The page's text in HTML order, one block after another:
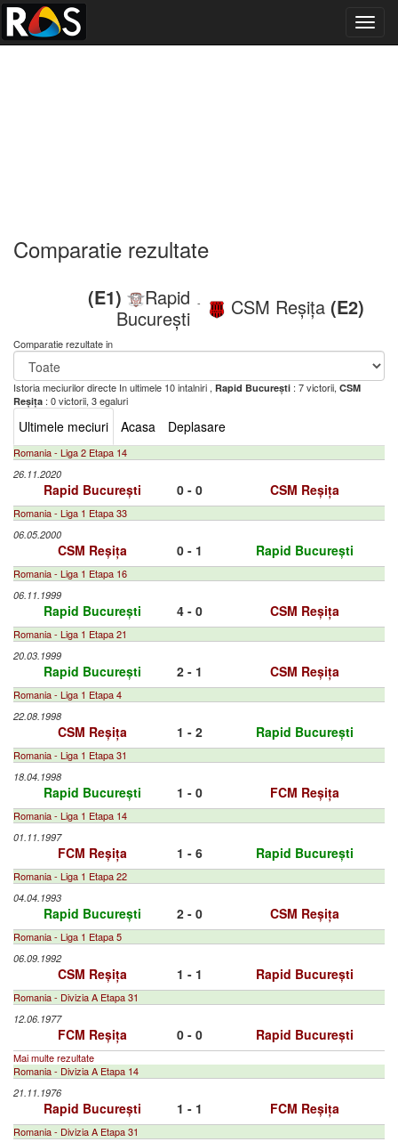
Comparatie rezultate
(E1)
Rapid
București
- CSM Reșița (E2)
Comparatie rezultate in
Istoria meciurilor directe In ultimele 10 intalniri , Rapid București : 7 victorii, CSM
Reșița : 0 victorii, 3 egaluri
Ultimele meciuri Acasa Deplasare
Romania - Liga 2 Etapa 14
26.11.2020
Rapid București 0 - 0 CSM Reșița
Romania - Liga 1 Etapa 33
06.05.2000
CSM Reșița 0 - 1 Rapid București
Romania - Liga 1 Etapa 16
06.11.1999
Rapid București 4 - 0 CSM Reșița
Romania - Liga 1 Etapa 21
20.03.1999
Rapid București 2 - 1 CSM Reșița
Romania - Liga 1 Etapa 4
22.08.1998
CSM Reșița 1 - 2 Rapid București
Romania - Liga 1 Etapa 31
18.04.1998
Rapid București 1 - 0 FCM Reșița
Romania - Liga 1 Etapa 14
01.11.1997
FCM Reșița 1 - 6 Rapid București
Romania - Liga 1 Etapa 22
04.04.1993
Rapid București 2 - 0 CSM Reșița
Romania - Liga 1 Etapa 5
06.09.1992
CSM Reșița 1 - 1 Rapid București
Romania - Divizia A Etapa 31
12.06.1977
FCM Reșița 0 - 0 Rapid București
Mai multe rezultate
Romania - Divizia A Etapa 14
21.11.1976
Rapid București 1 - 1 FCM Reșița
Romania - Divizia A Etapa 31